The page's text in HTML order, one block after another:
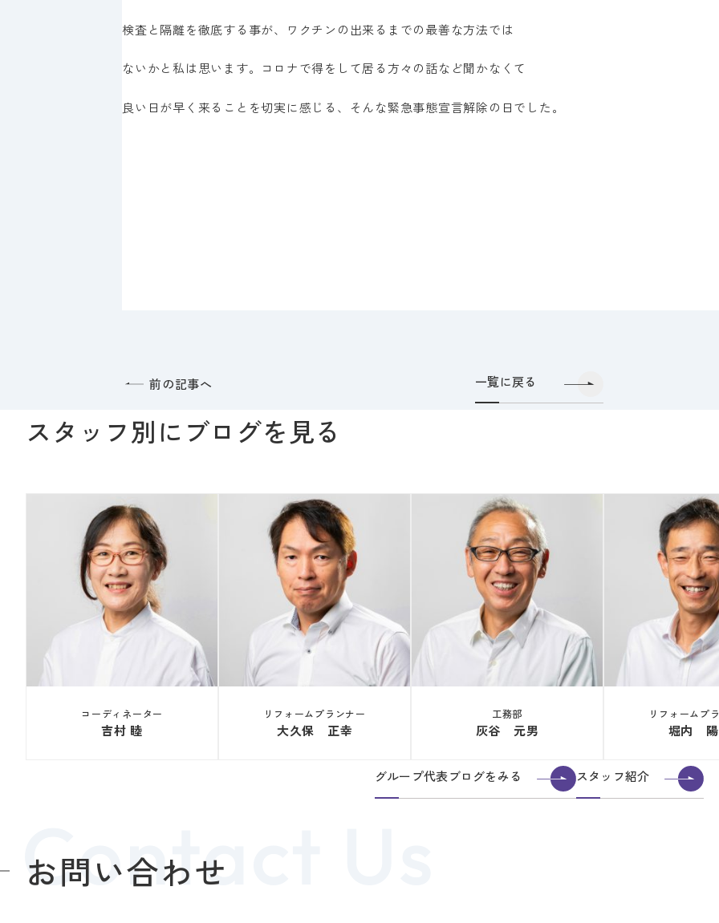
検査と隔離を徹底する事が、ワクチンの出来るまでの最善な方法では
ないかと私は思います。コロナで得をして居る方々の話など聞かなくて
良い日が早く来ることを切実に感じる、そんな緊急事態宣言解除の日でした。
前の記事へ 一覧に戻る
スタッフ別にブログを見る
コーディネーター
吉村 睦
リフォームプランナー
大久保 正幸
工務部
灰谷 元男
リフォームプ
堀内 陽
グループ代表ブログをみる スタッフ紹介
お問い合わせ